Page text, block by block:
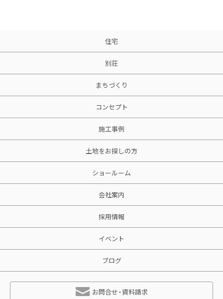
住宅
別荘
まちづくり
コンセプト
施工事例
土地をお探しの方
ショールーム
会社案内
採用情報
イベント
ブログ
お問合せ・資料請求